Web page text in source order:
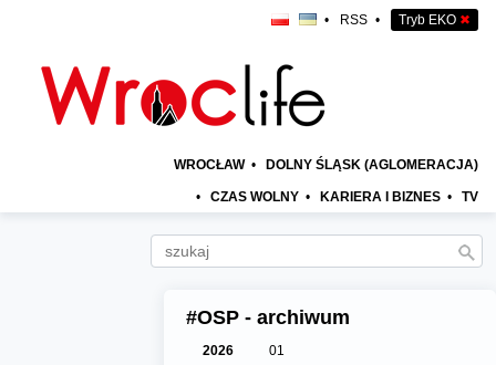
• RSS • Tryb EKO ✖
WROCŁAW • DOLNY ŚLĄSK (AGLOMERACJA)
• CZAS WOLNY • KARIERA I BIZNES • TV
#OSP - archiwum
2026 01